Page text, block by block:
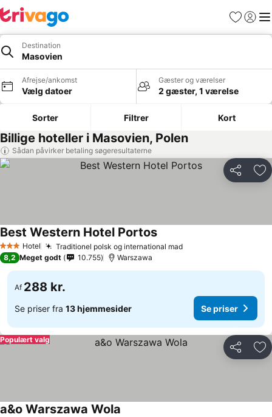
Favoritter
Log ind
Destination
Masovien
Afrejse/ankomst
Vælg datoer
Gæster og værelser
2 gæster, 1 værelse
Sorter Filtrer Kort
Billige hoteller i Masovien, Polen
Sådan påvirker betaling søgeresultaterne
Del
3 StjernerHotel Traditionel polsk og international madSe priser
Best Western Hotel PortosSe priser
8,2 Meget godt 10.755 Warszawa
Af 288 kr.
Se priser fra 13 hjemmesider Se priser
Del
Populært valg
a&o Warszawa Wola